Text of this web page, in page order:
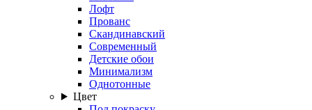
Лофт
Прованс
Скандинавский
Современный
Детские обои
Минимализм
Однотонные
Цвет